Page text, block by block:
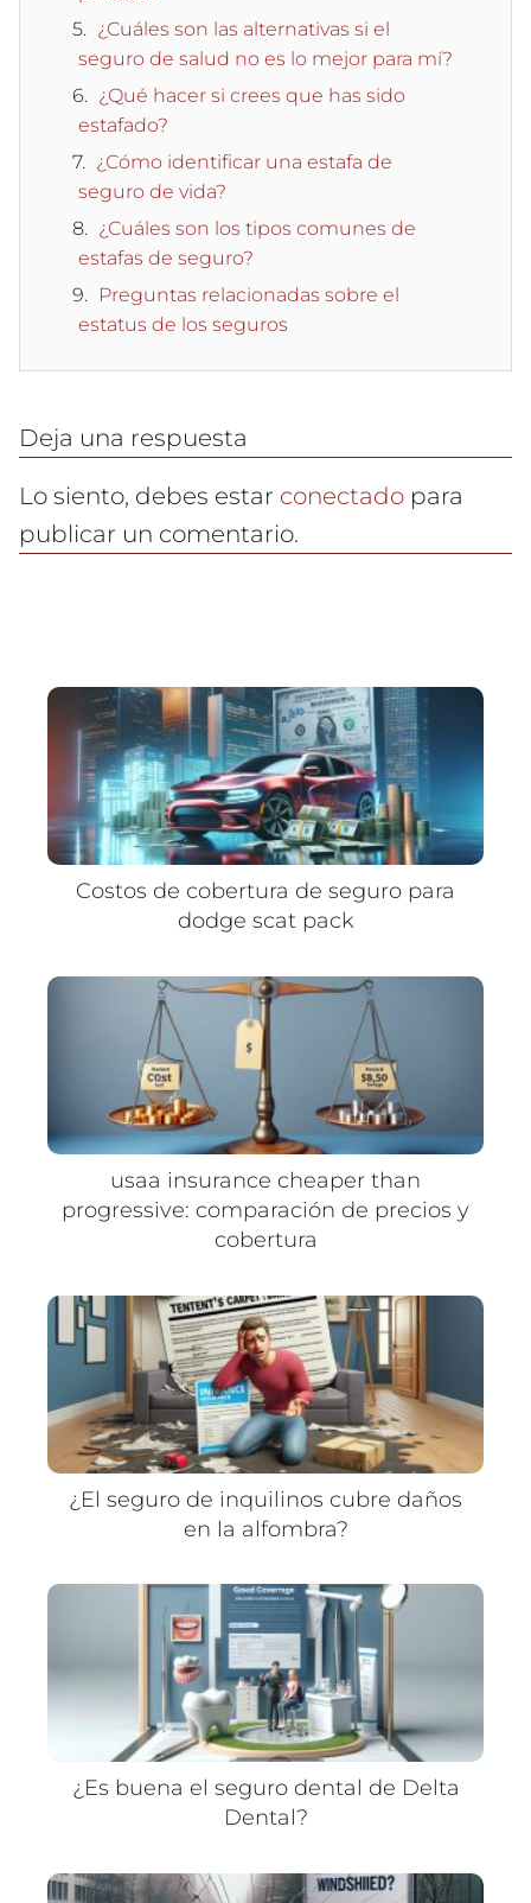
¿Cuáles son las alternativas si el
seguro de salud no es lo mejor para mí?
¿Qué hacer si crees que has sido
estafado?
¿Cómo identificar una estafa de
seguro de vida?
¿Cuáles son los tipos comunes de
estafas de seguro?
Preguntas relacionadas sobre el
estatus de los seguros
Deja una respuesta
Lo siento, debes estar conectado para
publicar un comentario.
Costos de cobertura de seguro para
dodge scat pack
usaa insurance cheaper than
progressive: comparación de precios y
cobertura
¿El seguro de inquilinos cubre daños
en la alfombra?
¿Es buena el seguro dental de Delta
Dental?